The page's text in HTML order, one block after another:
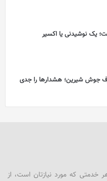
یک نوشیدنی یا اکسیر
جوش شیرین؛ هشدارها را جدی
خدمتی که مورد نیازتان است، از